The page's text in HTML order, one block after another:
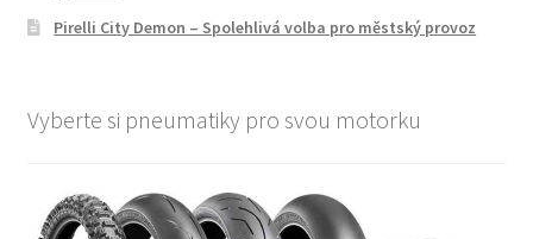
Pirelli City Demon – Spolehlivá volba pro městský provoz
Vyberte si pneumatiky pro svou motorku